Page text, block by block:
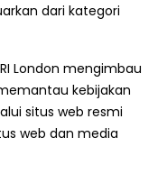
dari kategori
London mengimbau
kebijakan
situs web resmi
web dan media